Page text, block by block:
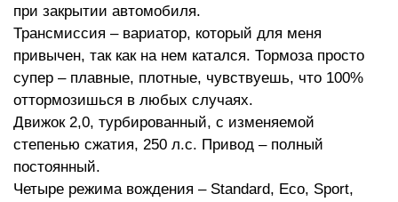
при закрытии автомобиля.
Трансмиссия – вариатор, который для меня
привычен, так как на нем катался. Тормоза просто
супер – плавные, плотные, чувствуешь, что 100%
оттормозишься в любых случаях.
Движок 2,0, турбированный, с изменяемой
степенью сжатия, 250 л.с. Привод – полный
постоянный.
Четыре режима вождения – Standard, Eco, Sport,